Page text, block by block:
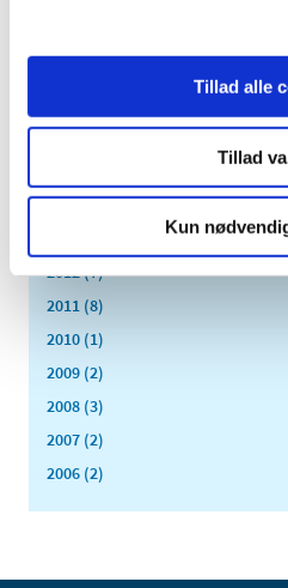
Tillad alle
Tillad
Kun
2014 (8)
2012 (7)
2011 (8)
2010 (1)
2009 (2)
2008 (3)
2007 (2)
2006 (2)